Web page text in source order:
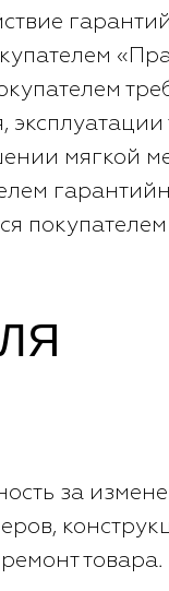
мягкой
за
товара.